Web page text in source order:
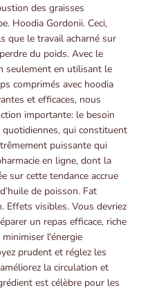
des graisses
Hoodia Gordonii. Ceci,
que le travail acharné sur
du poids. Avec le
seulement en utilisant le
comprimés avec hoodia
et efficaces, nous
importante: le besoin
qui constituent
puissante qui
en ligne, dont la
sur cette tendance accrue
de poisson. Fat
Effets visibles. Vous devriez
un repas efficace, riche
l'énergie
prudent et réglez les
la circulation et
est célèbre pour les